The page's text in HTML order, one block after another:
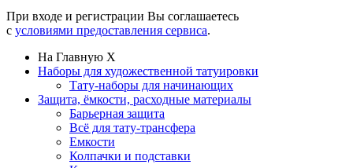
При входе и регистрации Вы соглашаетесь
с условиями предоставления сервиса.
На Главную X
Наборы для художественной татуировки
Тату-наборы для начинающих
Защита, ёмкости, расходные материалы
Барьерная защита
Всё для тату-трансфера
Емкости
Колпачки и подставки